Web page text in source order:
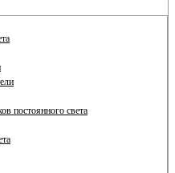
постоянного света